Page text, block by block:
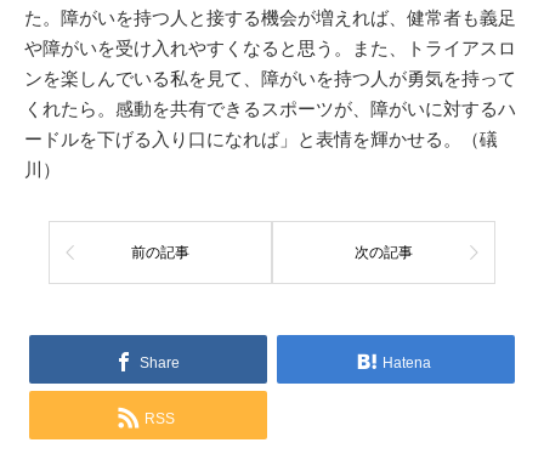
た。障がいを持つ人と接する機会が増えれば、健常者も義足
や障がいを受け入れやすくなると思う。また、トライアスロ
ンを楽しんでいる私を見て、障がいを持つ人が勇気を持って
くれたら。感動を共有できるスポーツが、障がいに対するハ
ードルを下げる入り口になれば」と表情を輝かせる。（礒
川）
前の記事 次の記事
Share Hatena
RSS